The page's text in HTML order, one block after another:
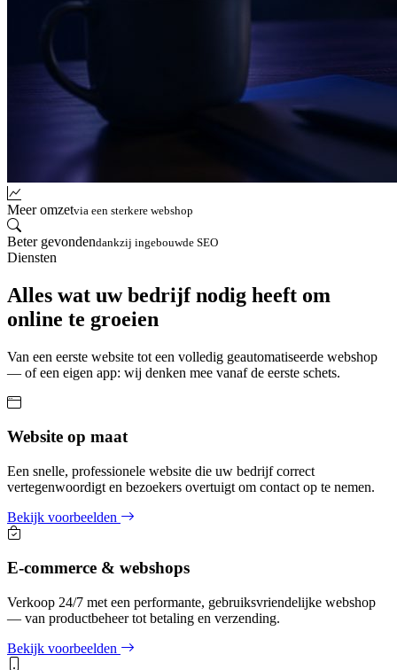
Meer omzetvia een sterkere webshop
Beter gevondendankzij ingebouwde SEO
Diensten
Alles wat uw bedrijf nodig heeft om
online te groeien
Van een eerste website tot een volledig geautomatiseerde webshop
— of een eigen app: wij denken mee vanaf de eerste schets.
Website op maat
Een snelle, professionele website die uw bedrijf correct
vertegenwoordigt en bezoekers overtuigt om contact op te nemen.
Bekijk voorbeelden
E-commerce & webshops
Verkoop 24/7 met een performante, gebruiksvriendelijke webshop
— van productbeheer tot betaling en verzending.
Bekijk voorbeelden